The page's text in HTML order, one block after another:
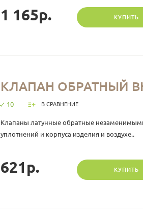
1 165р. КУПИТЬ
КЛАПАН ОБРАТНЫЙ
10 В СРАВНЕНИЕ
Клапаны латунные обратные незаменимыми
уплотнений и корпуса изделия и воздухе..
621р. КУПИТЬ